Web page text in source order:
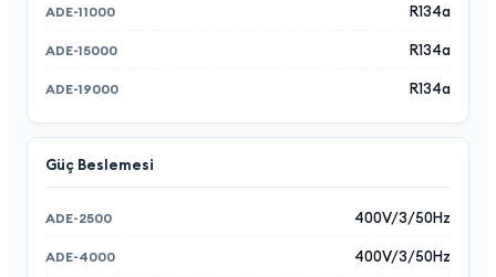
R134a
R134a
R134a
Güç Beslemesi
400V/3/50Hz
400V/3/50Hz